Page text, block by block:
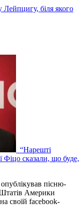
Лейпцигу, біля якого
“Нарешті
Фіцо сказали, що буде,
пісню-
Америки
своїй facebook-